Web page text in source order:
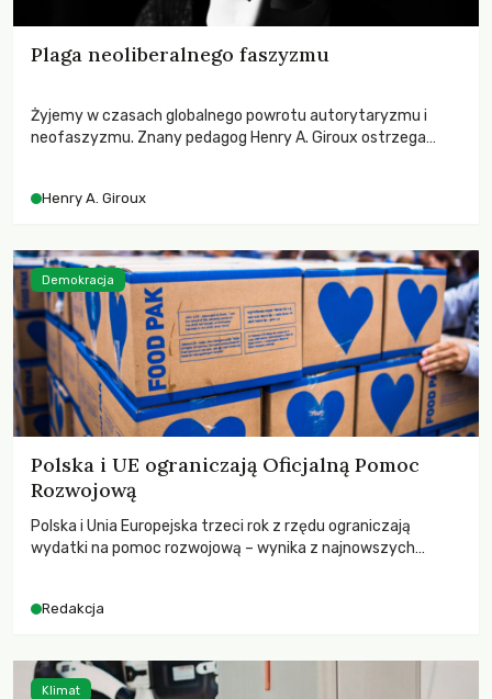
Plaga neoliberalnego faszyzmu
Żyjemy w czasach globalnego powrotu autorytaryzmu i
neofaszyzmu. Znany pedagog Henry A. Giroux ostrzega
wychowają świadomych obywateli?
Henry A. Giroux
Polska i UE ograniczają Oficjalną Pomoc
Rozwojową
Polska i Unia Europejska trzeci rok z rzędu ograniczają
wydatki na pomoc rozwojową – wynika z najnowszych
odnotowano największe tąpnięcie ODA w historii. Jakie będą
kryzysami i ubóstwem?
Redakcja
Demokracja
Klimat